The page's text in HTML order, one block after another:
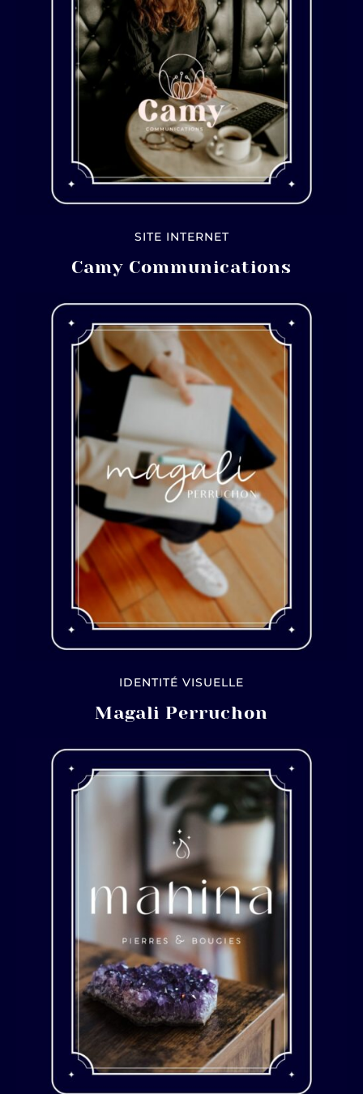
SITE INTERNET
Camy Communications
IDENTITÉ VISUELLE
Magali Perruchon